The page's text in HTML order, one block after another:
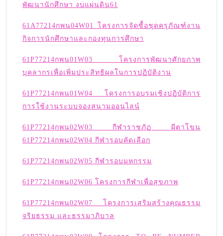
พัฒนานักศึกษา งบแผ่นดิน61
61A77214กพน04W01 โครงการจัดซื้อชุดครุภัณฑ์งาน
กิจการนักศึกษาและกองทุนการศึกษา
61P77214กพน01W03 โครงการพัฒนาศักยภาพ
บุคลากรเพื่อเพิ่มประสิทธิผลในการปฏิบัติงาน
61P77214กพน01W04 โครงการอบรมเชิงปฏิบัติการ
การใช้งานระบบจองสนามออนไลน์
61P77214กพน02W03 กีฬาราชภัฏ ผีตาโขน
61P77214กพน02W04 กีฬารอบคัดเลือก
61P77214กพน02W05 กีฬารอบมหกรรม
61P77214กพน02W06 โครงการกีฬาเพื่อสุขภาพ
61P77214กพน02W07 โครงการเสริมสร้างคุณธรรม
จริยธรรม และธรรมาภิบาล